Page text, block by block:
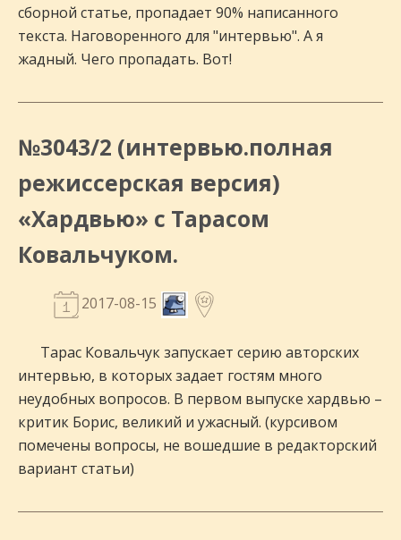
сборной статье, пропадает 90% написанного
текста. Наговоренного для "интервью". А я
жадный. Чего пропадать. Вот!
№3043/2 (интервью.полная
режиссерская версия)
«Хардвью» с Тарасом
Ковальчуком.
2017-08-15
Тарас Ковальчук запускает серию авторских
интервью, в которых задает гостям много
неудобных вопросов. В первом выпуске хардвью –
критик Борис, великий и ужасный. (курсивом
помечены вопросы, не вошедшие в редакторский
вариант статьи)